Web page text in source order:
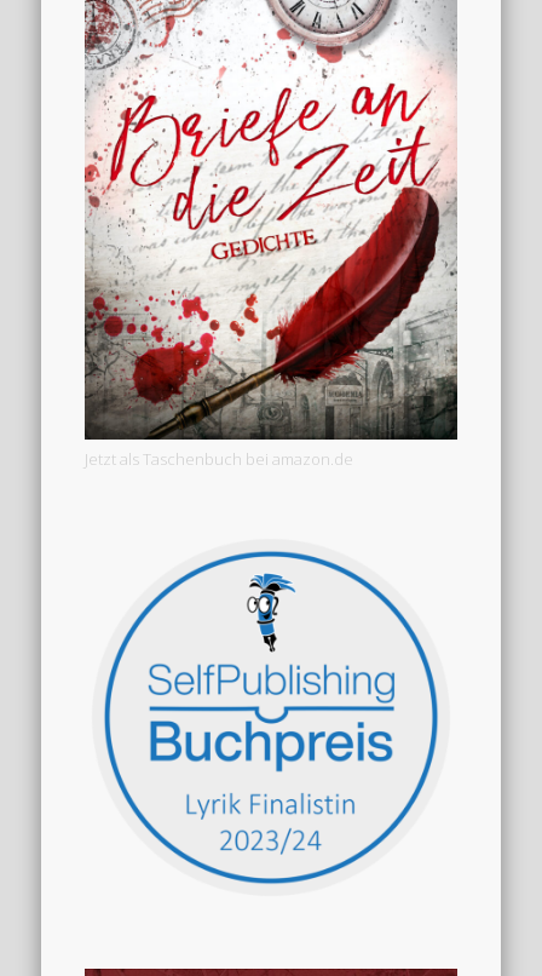
Jetzt als Taschenbuch bei amazon.de